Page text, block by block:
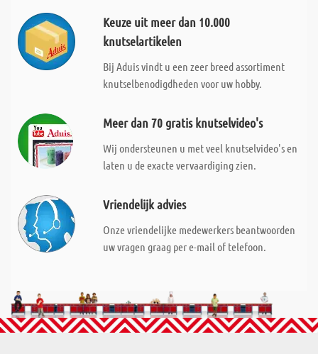
Keuze uit meer dan 10.000
knutselartikelen
Bij Aduis vindt u een zeer breed assortiment
knutselbenodigdheden voor uw hobby.
Meer dan 70 gratis knutselvideo's
Wij ondersteunen u met veel knutselvideo's en
laten u de exacte vervaardiging zien.
Vriendelijk advies
Onze vriendelijke medewerkers beantwoorden
uw vragen graag per e-mail of telefoon.